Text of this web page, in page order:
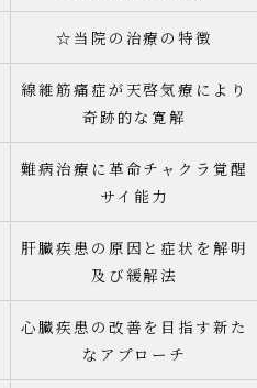
☆当院の治療の特徴
線維筋痛症が天啓気療により
奇跡的な寛解
難病治療に革命チャクラ覚醒
サイ能力
肝臓疾患の原因と症状を解明
及び緩解法
心臓疾患の改善を目指す新た
なアプローチ